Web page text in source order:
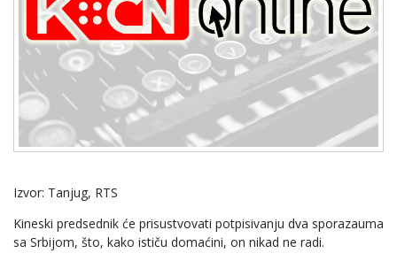
Izvor: Tanjug, RTS
Kineski predsednik će prisustvovati potpisivanju dva sporazauma
sa Srbijom, što, kako ističu domaćini, on nikad ne radi.